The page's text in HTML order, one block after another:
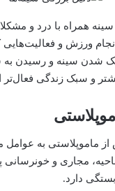
همراه با درد و
ورزش و
شدن سینه و رسیدن به
و سبک زندگی فعال‌تر
ماموپلاستی به عوامل
مجاری و
بستگی دارد.